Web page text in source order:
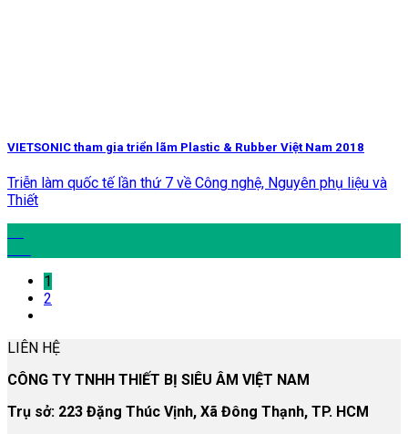
VIETSONIC tham gia triển lãm Plastic & Rubber Việt Nam 2018
Triễn làm quốc tế lần thứ 7 về Công nghệ, Nguyên phụ liệu và
Thiết
1
2
LIÊN HỆ
CÔNG TY TNHH THIẾT BỊ SIÊU ÂM VIỆT NAM
Trụ sở: 223 Đặng Thúc Vịnh, Xã Đông Thạnh, TP. HCM